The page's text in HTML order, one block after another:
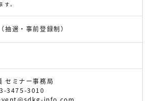
す。
抽選・事前登録制）
セミナー事務局
3475-3010